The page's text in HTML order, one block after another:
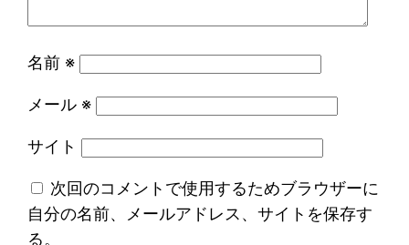
名前 ※
メール ※
サイト
次回のコメントで使用するためブラウザーに
自分の名前、メールアドレス、サイトを保存す
る。